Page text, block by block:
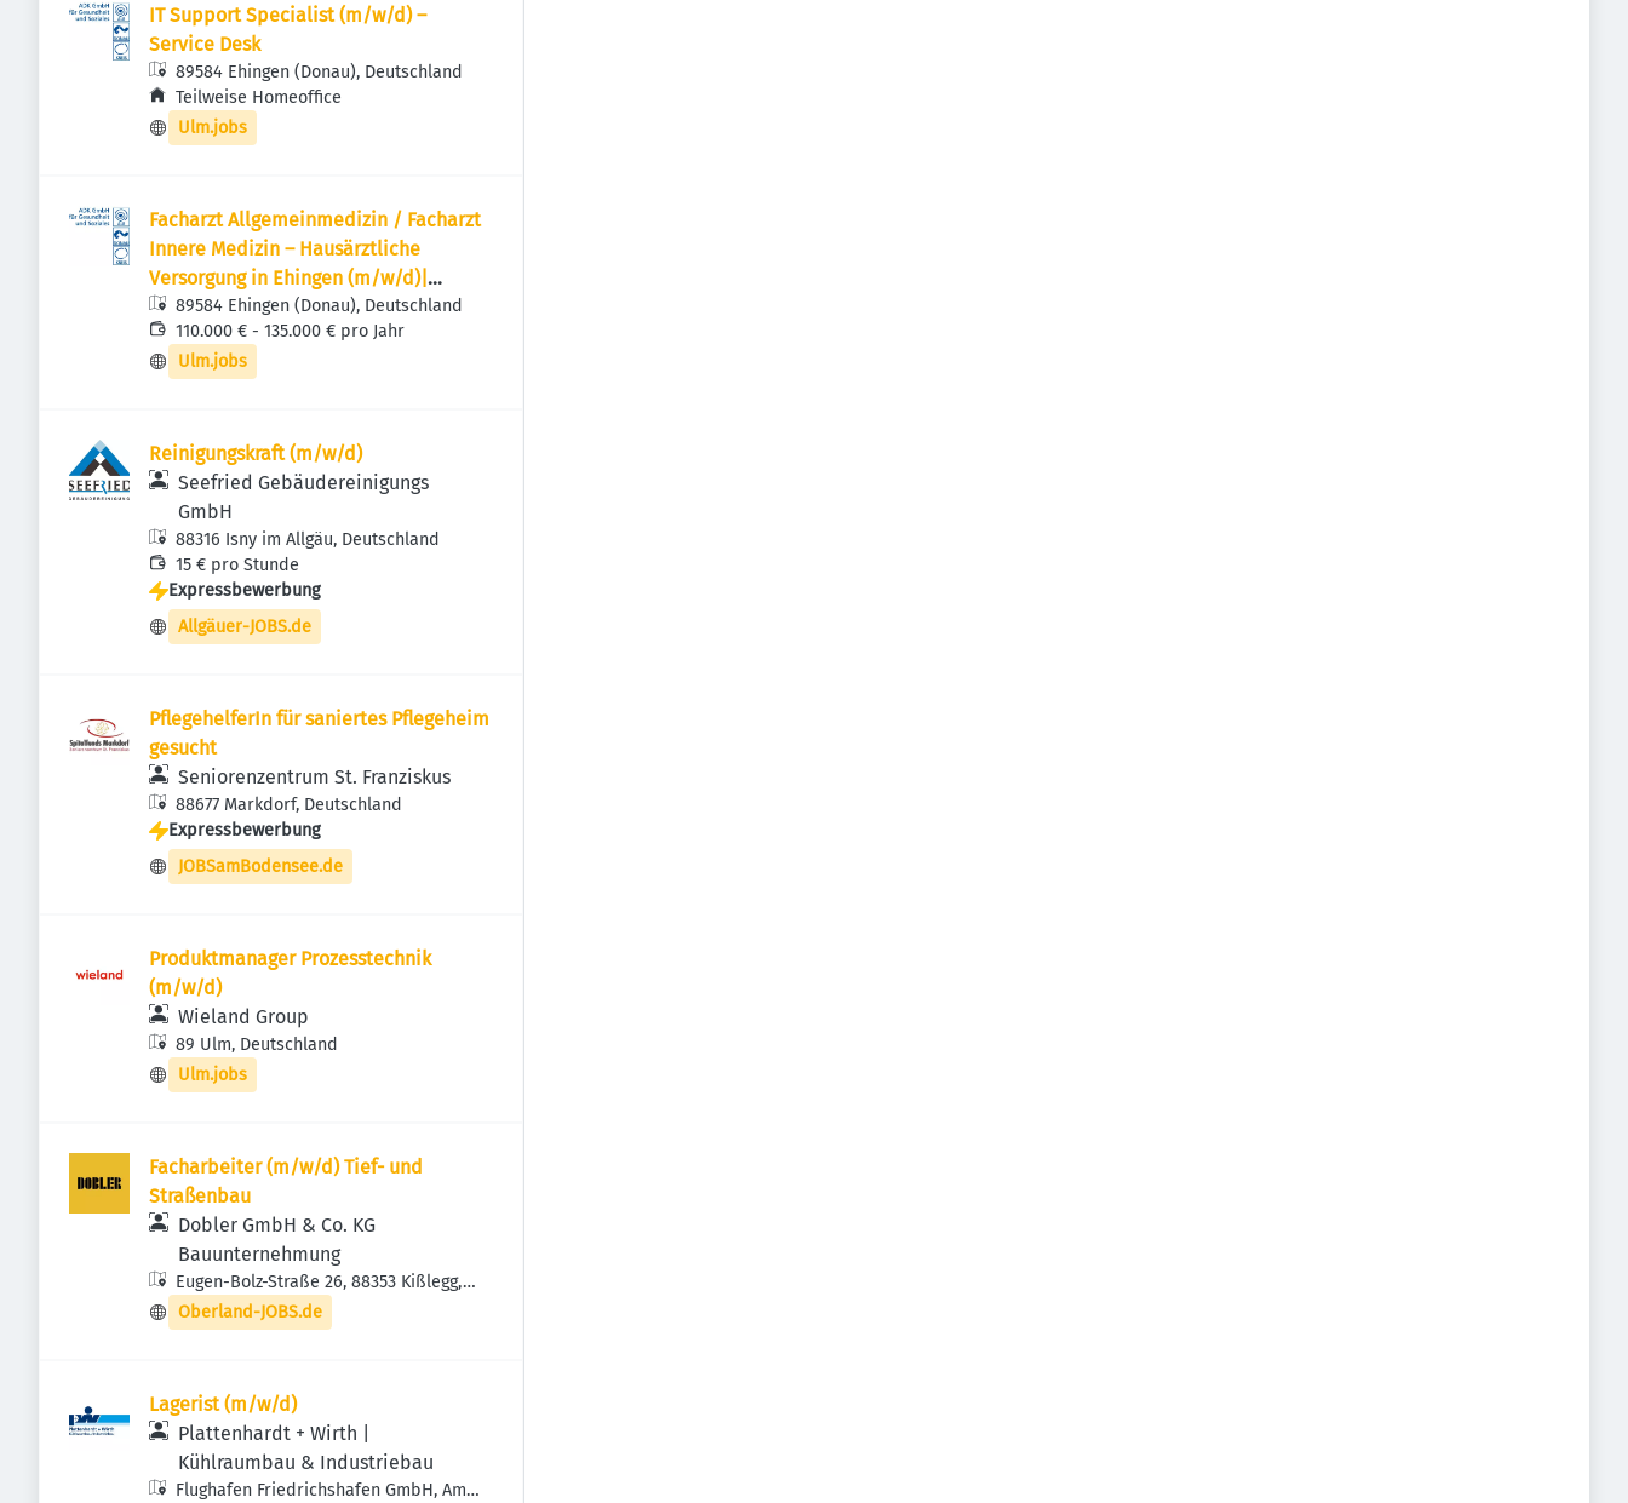
IT Support Specialist (m/w/d) –
Service Desk
89584 Ehingen (Donau), Deutschland
Teilweise Homeoffice
Ulm.jobs
Facharzt Allgemeinmedizin / Facharzt
Innere Medizin – Hausärztliche
Versorgung in Ehingen (m/w/d)|
Vollzeit/Teilzeit
89584 Ehingen (Donau), Deutschland
110.000 € - 135.000 € pro Jahr
Ulm.jobs
Reinigungskraft (m/w/d)
Seefried Gebäudereinigungs
GmbH
88316 Isny im Allgäu, Deutschland
15 € pro Stunde
Expressbewerbung
Allgäuer-JOBS.de
PflegehelferIn für saniertes Pflegeheim
gesucht
Seniorenzentrum St. Franziskus
88677 Markdorf, Deutschland
Expressbewerbung
JOBSamBodensee.de
Produktmanager Prozesstechnik
(m/w/d)
Wieland Group
89 Ulm, Deutschland
Ulm.jobs
Facharbeiter (m/w/d) Tief- und
Straßenbau
Dobler GmbH & Co. KG
Bauunternehmung
Eugen-Bolz-Straße 26, 88353 Kißlegg,
Deutschland
Oberland-JOBS.de
Lagerist (m/w/d)
Plattenhardt + Wirth |
Kühlraumbau & Industriebau
Flughafen Friedrichshafen GmbH, Am